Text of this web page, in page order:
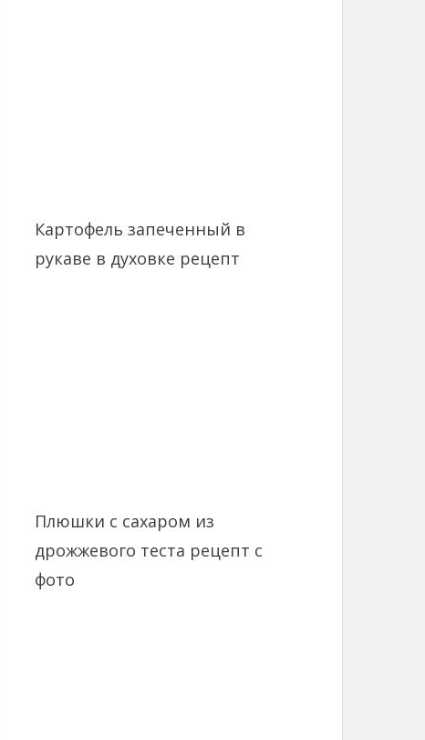
Картофель запеченный в
рукаве в духовке рецепт
Плюшки с сахаром из
дрожжевого теста рецепт с
фото